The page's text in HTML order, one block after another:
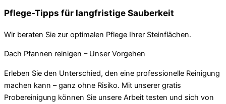
Pflege-Tipps für langfristige Sauberkeit
Wir beraten Sie zur optimalen Pflege Ihrer Steinflächen.
Dach Pfannen reinigen – Unser Vorgehen
Erleben Sie den Unterschied, den eine professionelle Reinigung
machen kann – ganz ohne Risiko. Mit unserer gratis
Probereinigung können Sie unsere Arbeit testen und sich von